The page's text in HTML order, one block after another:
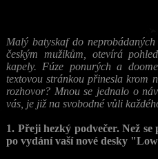
Malý batyskaf do
českým mužikům, otevírá
kapely. Fúze ponurých a
textovou stránkou přinesla krom
rozhovor? Mnou se jednalo o
vás, je již na svobodné vůli
1. Přeji hezký podvečer. Než
po vydání vaší nové desky